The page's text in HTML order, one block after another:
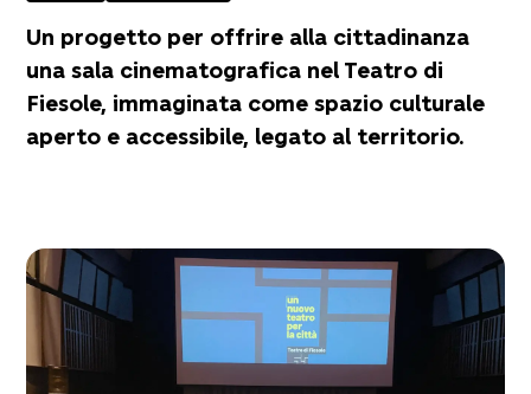
Un progetto per offrire alla cittadinanza
una sala cinematografica nel Teatro di
Fiesole, immaginata come spazio culturale
aperto e accessibile, legato al territorio.